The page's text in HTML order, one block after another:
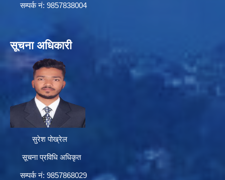
सम्पर्क न‌ं: 9857838004
सूचना अधिकारी
सुरेश पोख्रेल
सूचना प्रविधि अधिकृत
सम्पर्क नं: 9857868029